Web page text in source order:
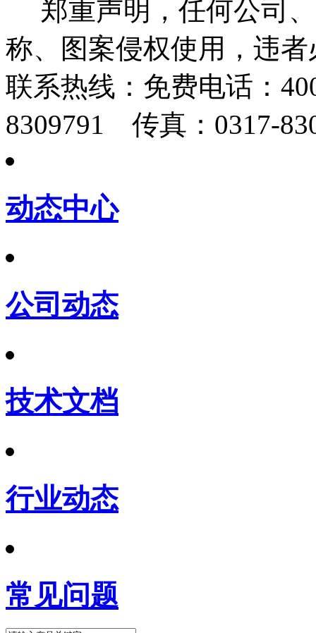
郑重声明，任何公司
称、图案侵权使用，违
联系热线： 免费电话：
8309791 传真：0317-
动态中心
公司动态
技术文档
行业动态
常见问题